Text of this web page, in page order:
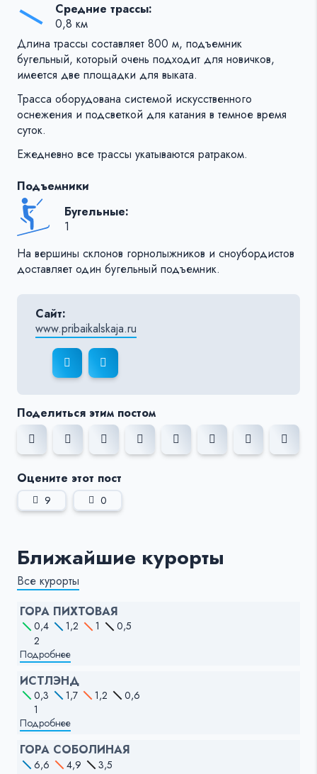
Средние трассы:
0,8 км
Длина трассы составляет 800 м, подъемник
бугельный, который очень подходит для новичков,
имеется две площадки для выката.
Трасса оборудована системой искусственного
оснежения и подсветкой для катания в темное время
суток.
Ежедневно все трассы укатываются ратраком.
Подъемники
Бугельные:
1
На вершины склонов горнолыжников и сноубордистов
доставляет один бугельный подъемник.
Сайт:
www.pribaikalskaja.ru
Поделиться этим постом
Оцените этот пост
9 0
Ближайшие курорты
Все курорты
ГОРА ПИХТОВАЯ
0,4 1,2 1
0,5
2
Подробнее
ИСТЛЭНД
0,3 1,7 1,2
0,6
1
Подробнее
ГОРА СОБОЛИНАЯ
6,6 4,9
3,5